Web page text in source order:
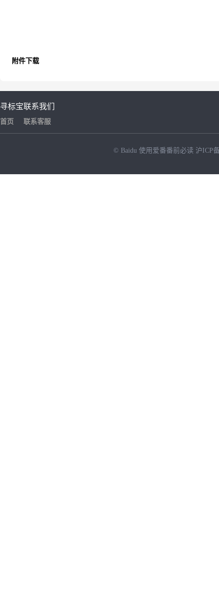
附件下载
寻标宝
首页
联系我们
联系客服
© Baidu 使用爱番番前必读 沪ICP